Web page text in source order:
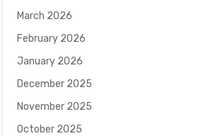
March 2026
February 2026
January 2026
December 2025
November 2025
October 2025